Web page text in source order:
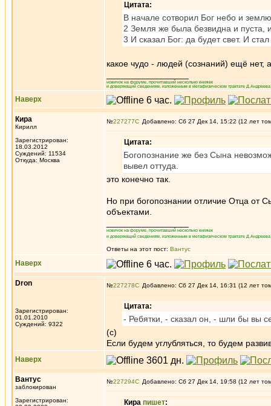
Цитата:
В начале сотворил Бог небо и
2 Земля же была безвидна и
3 И сказал Бог: да будет свет. И стал
какое чудо - людей (сознаний) ещё нет,
новичок на форуме, прочитавший несколько книжек
и доверяющий сведениям, изложенным в метафизическом трактате
Наверх
Кира
Кирилл
Зарегистрирован:
18.03.2012
Суждений: 11534
Откуда: Москва
№227277 Добавлено: Сб 27 Дек 14, 15:22 (12 лет
Цитата:
Богопознание же без Сына
вывел оттуда.
это конечно так.
Но при богопознании отличие Отца от
объектами.
новичок на форуме, прочитавший несколько книжек
и доверяющий сведениям, изложенным в метафизическом трактате
Ответы на этот пост: Вантус
Наверх
Dron
Зарегистрирован:
01.01.2010
Суждений: 9322
№227278 Добавлено: Сб 27 Дек 14, 16:31 (12 лет
Цитата:
- Ребятки, - сказал он, - шли бы вы
(с)
Если будем углубляться, то будем
Наверх
Вантус
заблокирован
Зарегистрирован:
№227294 Добавлено: Сб 27 Дек 14, 19:58 (12 лет
Кира пишет: